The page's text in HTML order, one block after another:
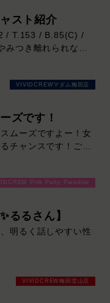
一度レイさんに会い
わせてお選びくださ
おります！
スト紹介
/ T.153 / B.85(C) /
つき離れられない
たりの美しさが溢れ
を虜にすること間違
ます！！！
日の出勤…12:00～
VIVIDCREWマダム梅田店
ズです！
ムーズですよー！女
チャンスです！ご来
Pink Party Paradise
るるさん】
明るく話しやすい性
VIVIDCREW梅田堂山店